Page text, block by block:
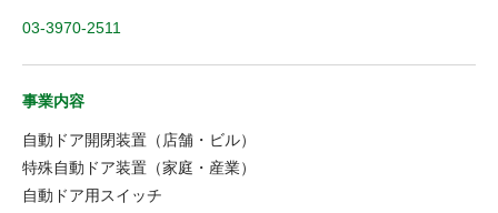
03-3970-2511
事業内容
自動ドア開閉装置（店舗・ビル）
特殊自動ドア装置（家庭・産業）
自動ドア用スイッチ